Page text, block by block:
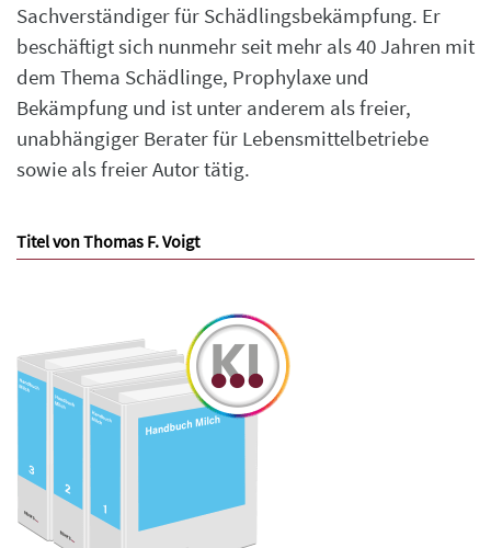
Sachverständiger für Schädlingsbekämpfung. Er
beschäftigt sich nunmehr seit mehr als 40 Jahren mit
dem Thema Schädlinge, Prophylaxe und
Bekämpfung und ist unter anderem als freier,
unabhängiger Berater für Lebensmittelbetriebe
sowie als freier Autor tätig.
Titel von Thomas F. Voigt